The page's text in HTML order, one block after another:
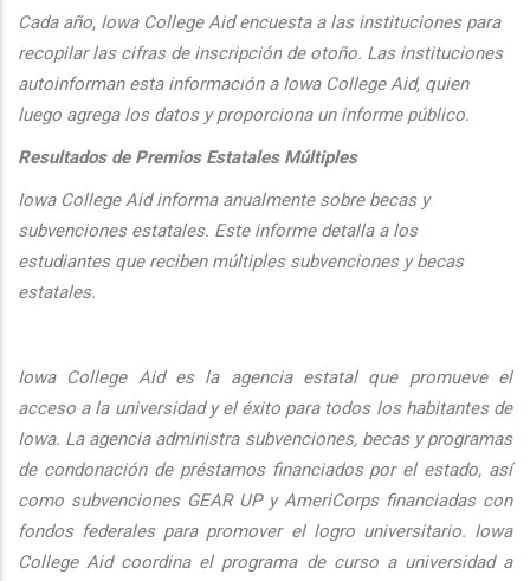
Cada año, Iowa College Aid encuesta a las instituciones para
recopilar las cifras de inscripción de otoño. Las instituciones
autoinforman esta información a Iowa College Aid, quien
luego agrega los datos y proporciona un informe público.
Resultados de Premios Estatales Múltiples
Iowa College Aid informa anualmente sobre becas y
subvenciones estatales. Este informe detalla a los
estudiantes que reciben múltiples subvenciones y becas
estatales.
Iowa College Aid es la agencia estatal que promueve el
acceso a la universidad y el éxito para todos los habitantes de
Iowa. La agencia administra subvenciones, becas y programas
de condonación de préstamos financiados por el estado, así
como subvenciones GEAR UP y AmeriCorps financiadas con
fondos federales para promover el logro universitario. Iowa
College Aid coordina el programa de curso a universidad a